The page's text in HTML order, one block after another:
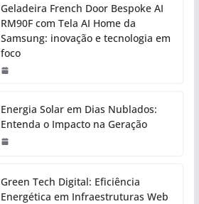
Geladeira French Door Bespoke AI
RM90F com Tela AI Home da
Samsung: inovação e tecnologia em
foco
Energia Solar em Dias Nublados:
Entenda o Impacto na Geração
Green Tech Digital: Eficiência
Energética em Infraestruturas Web